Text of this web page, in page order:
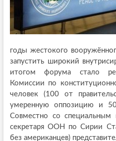
годы жестокого
запустить широкий
итогом форума стало
Комиссии по
человек (100 от
умеренную оппозицию и
Совместно со специальным
секретаря ООН по Сирии
без американцев)